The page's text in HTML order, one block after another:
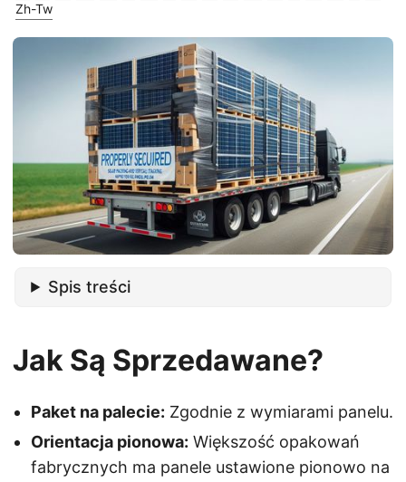
Zh-Tw
Spis treści
Jak Są Sprzedawane?
Paket na palecie: Zgodnie z wymiarami panelu.
Orientacja pionowa: Większość opakowań
fabrycznych ma panele ustawione pionowo na